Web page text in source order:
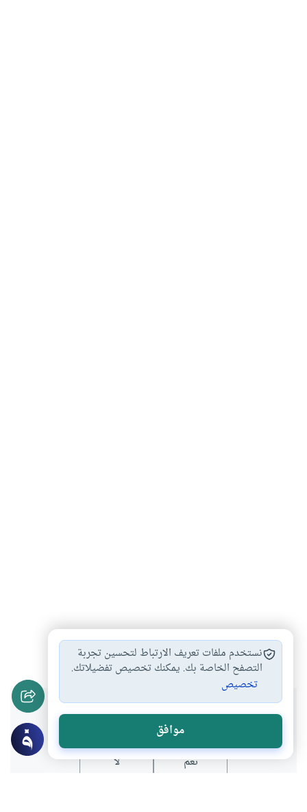
رمضان # صيام
هل انتفعت بهذا المحتوى؟
نعم لا
نستخدم ملفات تعريف الارتباط لتحسين تجربة
التصفح الخاصة بك. يمكنك تخصيص تفضيلاتك.
تخصيص
موافق